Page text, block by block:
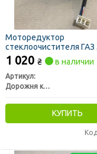
Моторедуктор
стеклоочистителя ГАЗ
31029, ВАЗ 2108, 2109,
12В 10Вт (ДК)
1 020 ₴ в наличии
Артикул:
Дорожня карта
КУПИТЬ